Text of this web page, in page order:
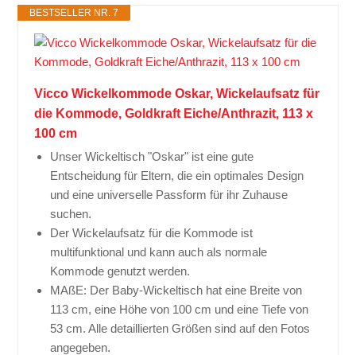
BESTSELLER NR. 7
Vicco Wickelkommode Oskar, Wickelaufsatz für
die Kommode, Goldkraft Eiche/Anthrazit, 113 x
100 cm
Unser Wickeltisch "Oskar" ist eine gute
Entscheidung für Eltern, die ein optimales Design
und eine universelle Passform für ihr Zuhause
suchen.
Der Wickelaufsatz für die Kommode ist
multifunktional und kann auch als normale
Kommode genutzt werden.
MAßE: Der Baby-Wickeltisch hat eine Breite von
113 cm, eine Höhe von 100 cm und eine Tiefe von
53 cm. Alle detaillierten Größen sind auf den Fotos
angegeben.